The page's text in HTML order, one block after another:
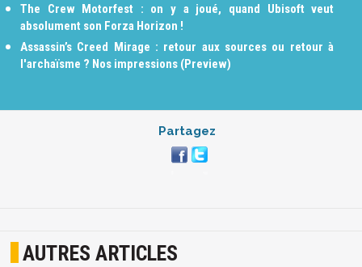
The Crew Motorfest : on y a joué, quand Ubisoft veut
absolument son Forza Horizon !
Assassin’s Creed Mirage : retour aux sources ou retour à
l'archaïsme ? Nos impressions (Preview)
Partagez
AUTRES ARTICLES